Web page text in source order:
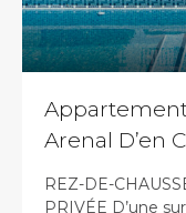
Arenal D’en
REZ-DE-
PRIVÉE D’une